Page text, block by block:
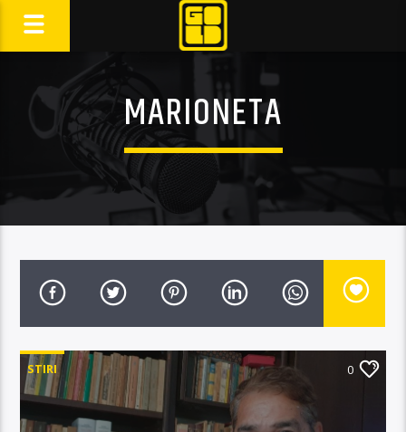
MARIONETA
STIRI 0